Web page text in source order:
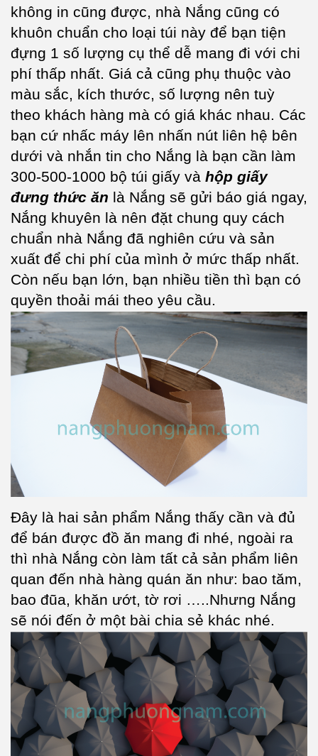
không in cũng được, nhà Nắng cũng có
khuôn chuẩn cho loại túi này để bạn tiện
đựng 1 số lượng cụ thể dễ mang đi với chi
phí thấp nhất. Giá cả cũng phụ thuộc vào
màu sắc, kích thước, số lượng nên tuỳ
theo khách hàng mà có giá khác nhau. Các
bạn cứ nhấc máy lên nhấn nút liên hệ bên
dưới và nhắn tin cho Nắng là bạn cần làm
300-500-1000 bộ túi giấy và hộp giấy
đưng thức ăn là Nắng sẽ gửi báo giá ngay,
Nắng khuyên là nên đặt chung quy cách
chuẩn nhà Nắng đã nghiên cứu và sản
xuất để chi phí của mình ở mức thấp nhất.
Còn nếu bạn lớn, bạn nhiều tiền thì bạn có
quyền thoải mái theo yêu cầu.
Đây là hai sản phẩm Nắng thấy cần và đủ
để bán được đồ ăn mang đi nhé, ngoài ra
thì nhà Nắng còn làm tất cả sản phẩm liên
quan đến nhà hàng quán ăn như: bao tăm,
bao đũa, khăn ướt, tờ rơi …..Nhưng Nắng
sẽ nói đến ở một bài chia sẻ khác nhé.